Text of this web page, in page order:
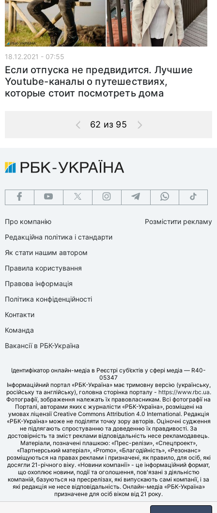
18.12.2021 - 07:55
Если отпуска не предвидится. Лучшие
Youtube-каналы о путешествиях,
которые стоит посмотреть дома
62 из 95
Про компанію
Редакційна політика і стандарти
Як стати нашим автором
Правила користування
Правова інформація
Політика конфіденційності
Контакти
Команда
Вакансії в РБК-Україна
Розмістити рекламу
Ідентифікатор онлайн-медіа в Реєстрі суб’єктів у сфері медіа — R40-
05347
Інформаційний портал «РБК-Україна» має тримовну версію (українську,
російську та англійську), головна сторінка порталу - https://www.rbc.ua.
Фотографії, зображення належать їх правовласникам. Всі фотографії на
Порталі, авторами яких є журналісти «РБК-Україна», розміщені на
умовах ліцензії Creative Commons Attribution 4.0 International. Редакція
«РБК-Україна» може не поділяти точку зору авторів. Оціночні судження
не підлягають спростуванню та доведенню їх правдивості. За
достовірність та зміст реклами відповідальність несе рекламодавець.
Матеріали, позначені плашкою: «Прес-релізи», «Спецпроект»,
«Партнерський матеріал», «Promo», «Благодійність», «Резонанс»
розміщуються на правах реклами і призначені, як правило, для осіб, які
досягли 21-річного віку. «Новини компанії» - це інформаційний формат,
що охоплює новини, події та оголошення, пов'язані з діяльністю
компаній, базуються на пресрелізах, які випускають самі компанії, і за
які редакція не несе відповідальність. Онлайн-медіа «РБК-Україна»
призначене для осіб віком від 21 року.
© LLC «UBT MEDIA», 2006-2026.